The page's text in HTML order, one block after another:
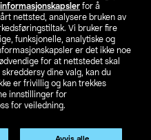
for å
nettsted, analysere bruken av
Vi bruker fire
funksjonelle, analytiske og
er det ikke noe
for at nettstedet skal
dine valg, kan du
er frivillig og kan trekkes
innstillinger for
for veiledning.
utgått
FI
ekskl. moms